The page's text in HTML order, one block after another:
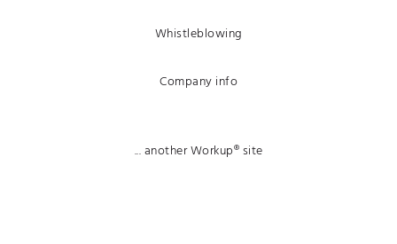
Whistleblowing
Company info
... another Workup® site